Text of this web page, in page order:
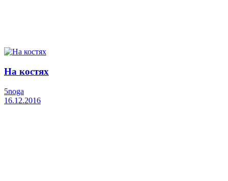
На костях
5noga
16.12.2016